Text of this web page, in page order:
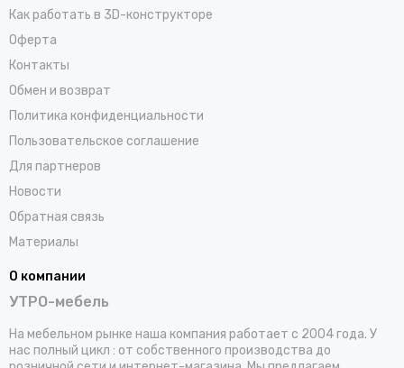
Как работать в 3D-конструкторе
Оферта
Контакты
Обмен и возврат
Политика конфиденциальности
Пользовательское соглашение
Для партнеров
Новости
Обратная связь
Материалы
О компании
УТРО-мебель
На мебельном рынке наша компания работает с 2004 года. У
нас полный цикл : от собственного производства до